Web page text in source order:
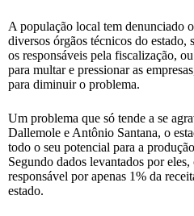
A população local tem denunciado
diversos órgãos técnicos do estado,
os responsáveis pela fiscalização,
para multar e pressionar as
para diminuir o problema.
Um problema que só tende a se
Dallemole e Antônio Santana, o
todo o seu potencial para a
Segundo dados levantados por
responsável por apenas 1% da
estado.